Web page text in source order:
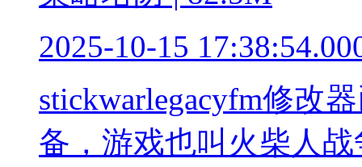
2025-10-15
stickwarlegacyfm修改
备，游戏也叫火柴人